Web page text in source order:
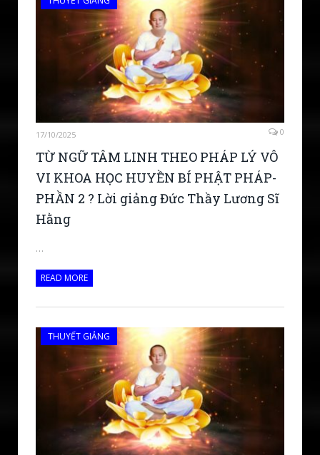
17/10/2025 0
TỪ NGỮ TÂM LINH THEO PHÁP LÝ VÔ
VI KHOA HỌC HUYỀN BÍ PHẬT PHÁP-
PHẦN 2 ? Lời giảng Đức Thầy Lương Sĩ
Hằng
…
READ MORE
THUYẾT GIẢNG